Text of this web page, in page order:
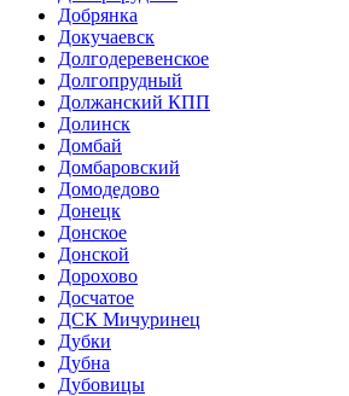
Добрянка
Докучаевск
Долгодеревенское
Долгопрудный
Должанский КПП
Долинск
Домбай
Домбаровский
Домодедово
Донецк
Донское
Донской
Дорохово
Досчатое
ДСК Мичуринец
Дубки
Дубна
Дубовицы